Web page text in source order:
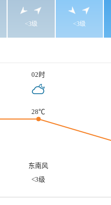
<3级 <3级
02时
28℃
东南风
<3级